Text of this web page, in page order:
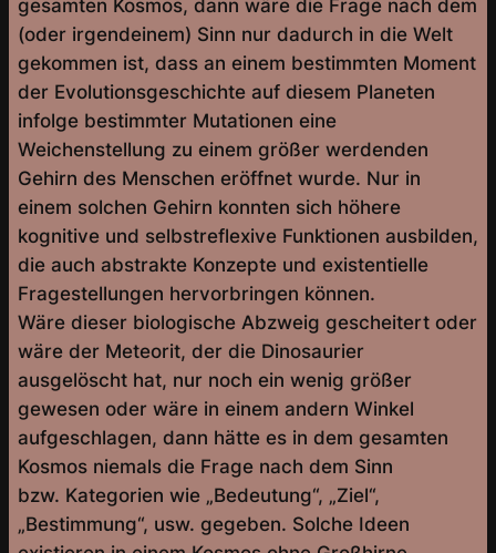
gesamten Kosmos, dann wäre die Frage nach dem
(oder irgendeinem) Sinn nur dadurch in die Welt
gekommen ist, dass an einem bestimmten Moment
der Evolutionsgeschichte auf diesem Planeten
infolge bestimmter Mutationen eine
Weichenstellung zu einem größer werdenden
Gehirn des Menschen eröffnet wurde. Nur in
einem solchen Gehirn konnten sich höhere
kognitive und selbstreflexive Funktionen ausbilden,
die auch abstrakte Konzepte und existentielle
Fragestellungen hervorbringen können.
Wäre dieser biologische Abzweig gescheitert oder
wäre der Meteorit, der die Dinosaurier
ausgelöscht hat, nur noch ein wenig größer
gewesen oder wäre in einem andern Winkel
aufgeschlagen, dann hätte es in dem gesamten
Kosmos niemals die Frage nach dem Sinn
bzw. Kategorien wie „Bedeutung“, „Ziel“,
„Bestimmung“, usw. gegeben. Solche Ideen